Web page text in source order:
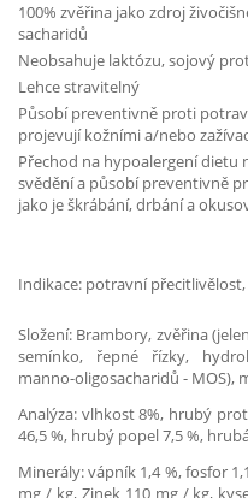
100% zvěřina jako zdroj
sacharidů
Neobsahuje laktózu, sojový
Lehce stravitelný
Působí preventivně proti
projevují kožními a/nebo
Přechod na hypoalergení
svědění a působí preventivně
jako je škrábání, drbání a
Indikace: potravní
Složení: Brambory, zvěřina
semínko, řepné řízky,
manno-oligosacharidů - MOS),
Analýza: vlhkost 8%, hrubý
46,5 %, hrubý popel 7,5 %,
Minerály: vápník 1,4 %, fosfor
mg / kg, Zinek 110 mg / kg,